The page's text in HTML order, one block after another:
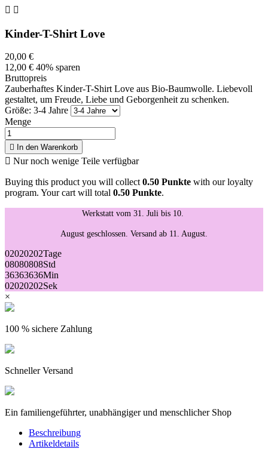
 
Kinder-T-Shirt Love
20,00 €
12,00 € 40% sparen
Bruttopreis
Zauberhaftes Kinder-T-Shirt Love aus Bio-Baumwolle. Liebevoll
gestaltet, um Freude, Liebe und Geborgenheit zu schenken.
Größe: 3-4 Jahre
Menge
 In den Warenkorb
 Nur noch wenige Teile verfügbar
Buying this product you will collect0.50 Punkte with our loyalty
program. Your cart will total 0.50 Punkte.
Werkstatt vom 31. Juli bis 10.
August geschlossen. Versand ab 11. August.
02020202Tage
08080808Std
36363636Min
02020202Sek
×
100 % sichere Zahlung
Schneller Versand
Ein familiengeführter, unabhängiger und menschlicher Shop
Beschreibung
Artikeldetails